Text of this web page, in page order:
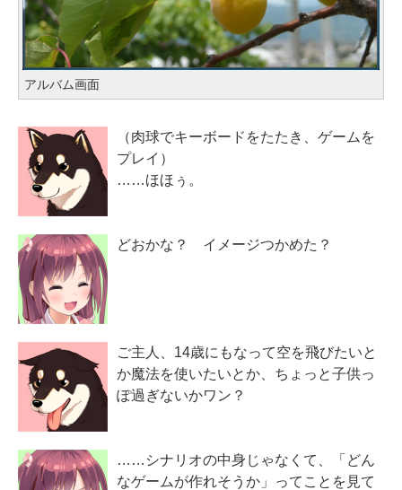
アルバム画面
（肉球でキーボードをたたき、ゲームを
プレイ）
……ほほぅ。
どおかな？ イメージつかめた？
ご主人、14歳にもなって空を飛びたいと
か魔法を使いたいとか、ちょっと子供っ
ぽ過ぎないかワン？
……シナリオの中身じゃなくて、「どん
なゲームが作れそうか」ってことを見て